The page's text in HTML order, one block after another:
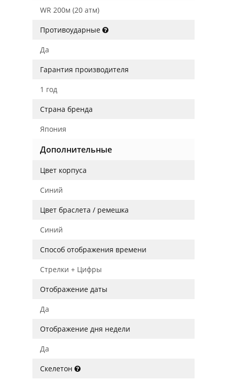
WR 200м (20 атм)
Противоударные
Да
Гарантия производителя
1 год
Страна бренда
Япония
Дополнительные
Цвет корпуса
Синий
Цвет браслета / ремешка
Синий
Способ отображения времени
Стрелки + Цифры
Отображение даты
Да
Отображение дня недели
Да
Скелетон